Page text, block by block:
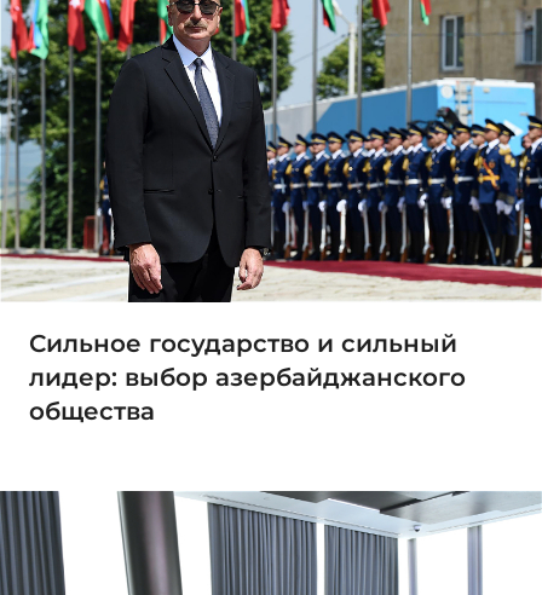
Сильное государство и сильный
лидер: выбор азербайджанского
общества